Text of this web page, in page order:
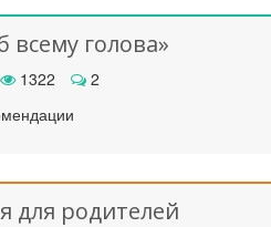
всему голова»
1322
2
для родителей